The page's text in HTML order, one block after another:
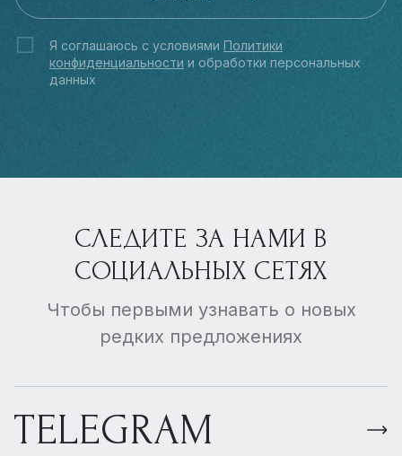
Я соглашаюсь с условиями Политики
конфиденциальности и обработки персональных
данных
СЛЕДИТЕ ЗА НАМИ В
СОЦИАЛЬНЫХ СЕТЯХ
Чтобы первыми узнавать о новых
редких предложениях
TELEGRAM